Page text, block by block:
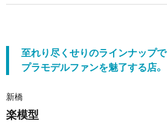
至れり尽くせりのラインナップで
プラモデルファンを魅了する店。
新橋
楽模型